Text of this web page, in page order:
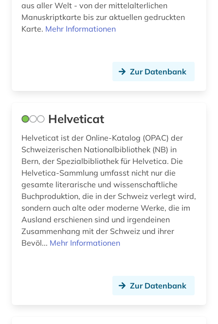
sport (1)
sportgeschichte (1)
sprachpolitik (1)
sprachpraxis (1)
sprachwissenschaft (2)
staatshandbuch (1)
stadt (1)
statistik (4)
aus aller Welt - von der mittelalterlichen
Manuskriptkarte bis zur aktuellen gedruckten
Karte. Mehr Informationen
Zur Datenbank
Helveticat
Helveticat ist der Online-Katalog (OPAC) der
Schweizerischen Nationalbibliothek (NB) in
Bern, der Spezialbibliothek für Helvetica. Die
Helvetica-Sammlung umfasst nicht nur die
gesamte literarische und wissenschaftliche
Buchproduktion, die in der Schweiz verlegt wird,
sondern auch alte oder moderne Werke, die im
Ausland erschienen sind und irgendeinen
Zusammenhang mit der Schweiz und ihrer
Bevöl... Mehr Informationen
Zur Datenbank